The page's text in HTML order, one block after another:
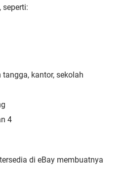
seperti:
kantor, sekolah
4
di eBay membuatnya